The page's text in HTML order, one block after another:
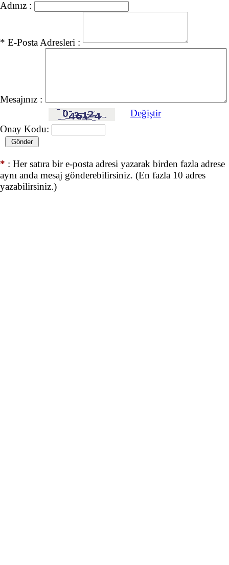
Adınız :
* E-Posta Adresleri :
Mesajınız :
Değiştir
Onay Kodu:
* : Her satıra bir e-posta adresi yazarak birden fazla adrese
aynı anda mesaj gönderebilirsiniz. (En fazla 10 adres
yazabilirsiniz.)